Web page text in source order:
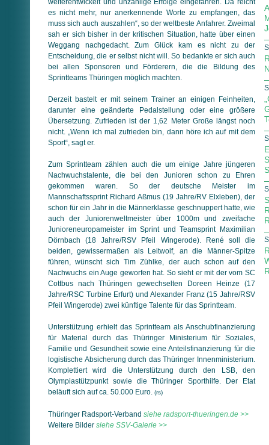
weiterentwickelt und unzählige Erfolge eingefahren. Da reicht
es nicht mehr, nur anerkennende Worte zu empfangen, das
muss sich auch auszahlen“, so der weltbeste Anfahrer. Zweimal
sah er sich bisher in der kritischen Situation, hatte über einen
Weggang nachgedacht. Zum Glück kam es nicht zu der
Entscheidung, die er selbst nicht will. So bedankte er sich auch
bei allen Sponsoren und Förderern, die die Bildung des
Sprintteams Thüringen möglich machten.
Derzeit bastelt er mit seinem Trainer an einigen Feinheiten,
darunter eine geänderte Pedalstellung oder eine größere
Übersetzung. Zufrieden ist der 1,62 Meter Große längst noch
nicht. „Wenn ich mal zufrieden bin, dann höre ich auf mit dem
Sport“, sagt er.
Zum Sprintteam zählen auch die um einige Jahre jüngeren
Nachwuchstalente, die bei den Junioren schon zu Ehren
gekommen waren. So der deutsche Meister im
Mannschaftssprint Richard Aßmus (19 Jahre/RV Elxleben), der
schon für ein Jahr in die Männerklasse geschnuppert hatte, wie
auch der Juniorenweltmeister über 1000m und zweifache
Junioreneuropameister im Sprint und Teamsprint Maximilian
Dörnbach (18 Jahre/RSV Pfeil Wingerode). René soll die
beiden, gewissermaßen als Leitwolf, an die Männer-Spitze
führen, wünscht sich Tim Zühlke, der auch schon auf den
Nachwuchs ein Auge geworfen hat. So sieht er mit der vom SC
Cottbus nach Thüringen gewechselten Doreen Heinze (17
Jahre/RSC Turbine Erfurt) und Alexander Franz (15 Jahre/RSV
Pfeil Wingerode) zwei künftige Talente für das Sprintteam.
Unterstützung erhielt das Sprintteam als Anschubfinanzierung
für Material durch das Thüringer Ministerium für Soziales,
Familie und Gesundheit sowie eine Anteilsfinanzierung für die
logistische Absicherung durch das Thüringer Innenministerium.
Komplettiert wird die Unterstützung durch den LSB, den
Olympiastützpunkt sowie die Thüringer Sporthilfe. Der Etat
beläuft sich auf ca. 50.000 Euro. (rs)
Thüringer Radsport-Verband siehe radsport-thueringen.de >>
Weitere Bilder siehe SSV-Galerie >>